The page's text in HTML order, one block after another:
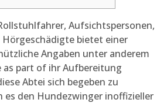
Aufsichtspersonen,
bietet einer
Angaben unter anderem
as part of ihr Aufbereitung
Abtei sich begeben zu
es den Hundezwinger inoffizieller